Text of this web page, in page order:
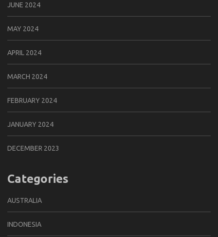
JUNE 2024
MAY 2024
APRIL 2024
MARCH 2024
FEBRUARY 2024
JANUARY 2024
DECEMBER 2023
Categories
AUSTRALIA
INDONESIA